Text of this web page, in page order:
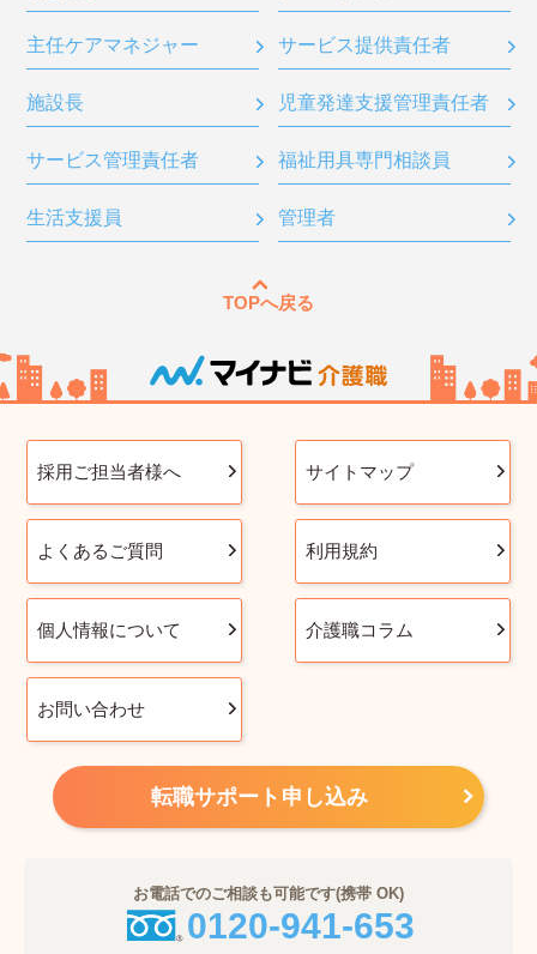
主任ケアマネジャー サービス提供責任者
施設長 児童発達支援管理責任者
サービス管理責任者 福祉用具専門相談員
生活支援員 管理者
TOPへ戻る
採用ご担当者様へ サイトマップ
よくあるご質問 利用規約
個人情報について 介護職コラム
お問い合わせ
転職サポート申し込み
お電話でのご相談も可能です(携帯 OK)
0120-941-653